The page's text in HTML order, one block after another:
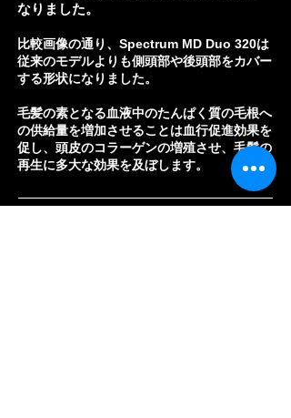
なりました。
比較画像の通り、Spectrum MD Duo 320は
従来のモデルよりも側頭部や後頭部をカバー
する形状になりました。
毛髪の素となる血液中のたんぱく質の毛根へ
の供給量を増加させることは血行促進効果を
促し、頭皮のコラーゲンの増殖させ、毛髪の
再生に多大な効果を及ぼします。